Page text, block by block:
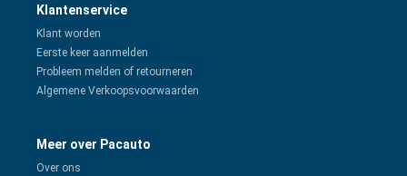
Klantenservice
Klant worden
Eerste keer aanmelden
Probleem melden of retourneren
Algemene Verkoopsvoorwaarden
Meer over Pacauto
Over ons